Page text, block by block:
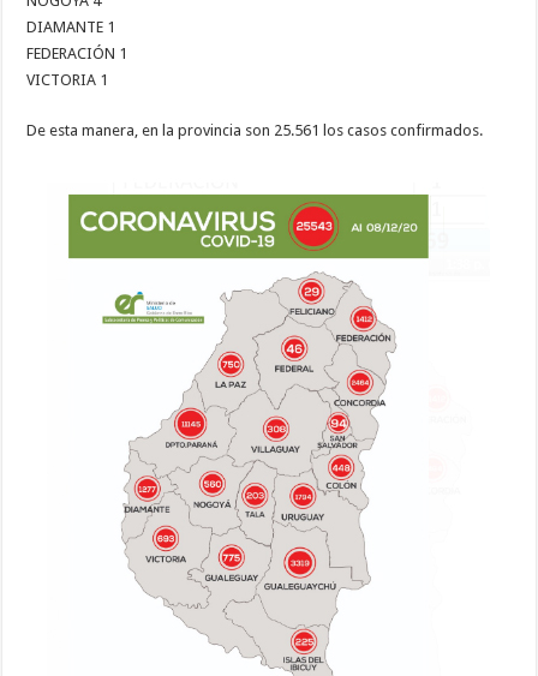
DIAMANTE 1
FEDERACIÓN 1
VICTORIA 1
De esta manera, en la provincia son 25.561 los casos confirmados.